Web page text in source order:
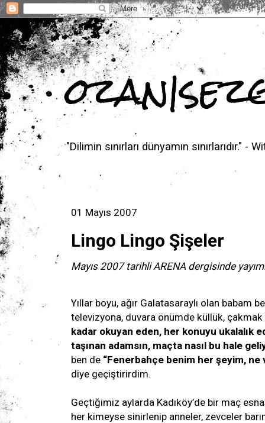
"Dilimin sınırları dünyamın sınırlarıdır." -
01 Mayıs 2007
Lingo Lingo Şişeler
Mayıs 2007 tarihli ARENA dergisinde
Yıllar boyu, ağır Galatasaraylı olan babam
televizyona, duvara önümde küllük, çakmak
kadar okuyan eden, her konuyu ukalalık
taşınan adamsın, maçta nasıl bu hale
ben de “Fenerbahçe benim her şeyim,
diye geçiştirirdim.
Geçtiğimiz aylarda Kadıköy’de bir maç
her kimeyse sinirlenip anneler, zevceler